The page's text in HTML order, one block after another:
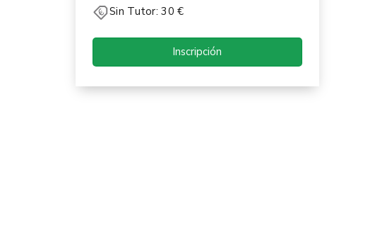
Sin Tutor: 30 €
Inscripción